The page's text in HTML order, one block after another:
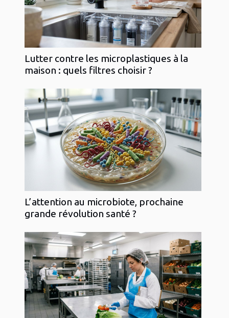
Lutter contre les microplastiques à la
maison : quels filtres choisir ?
L’attention au microbiote, prochaine
grande révolution santé ?